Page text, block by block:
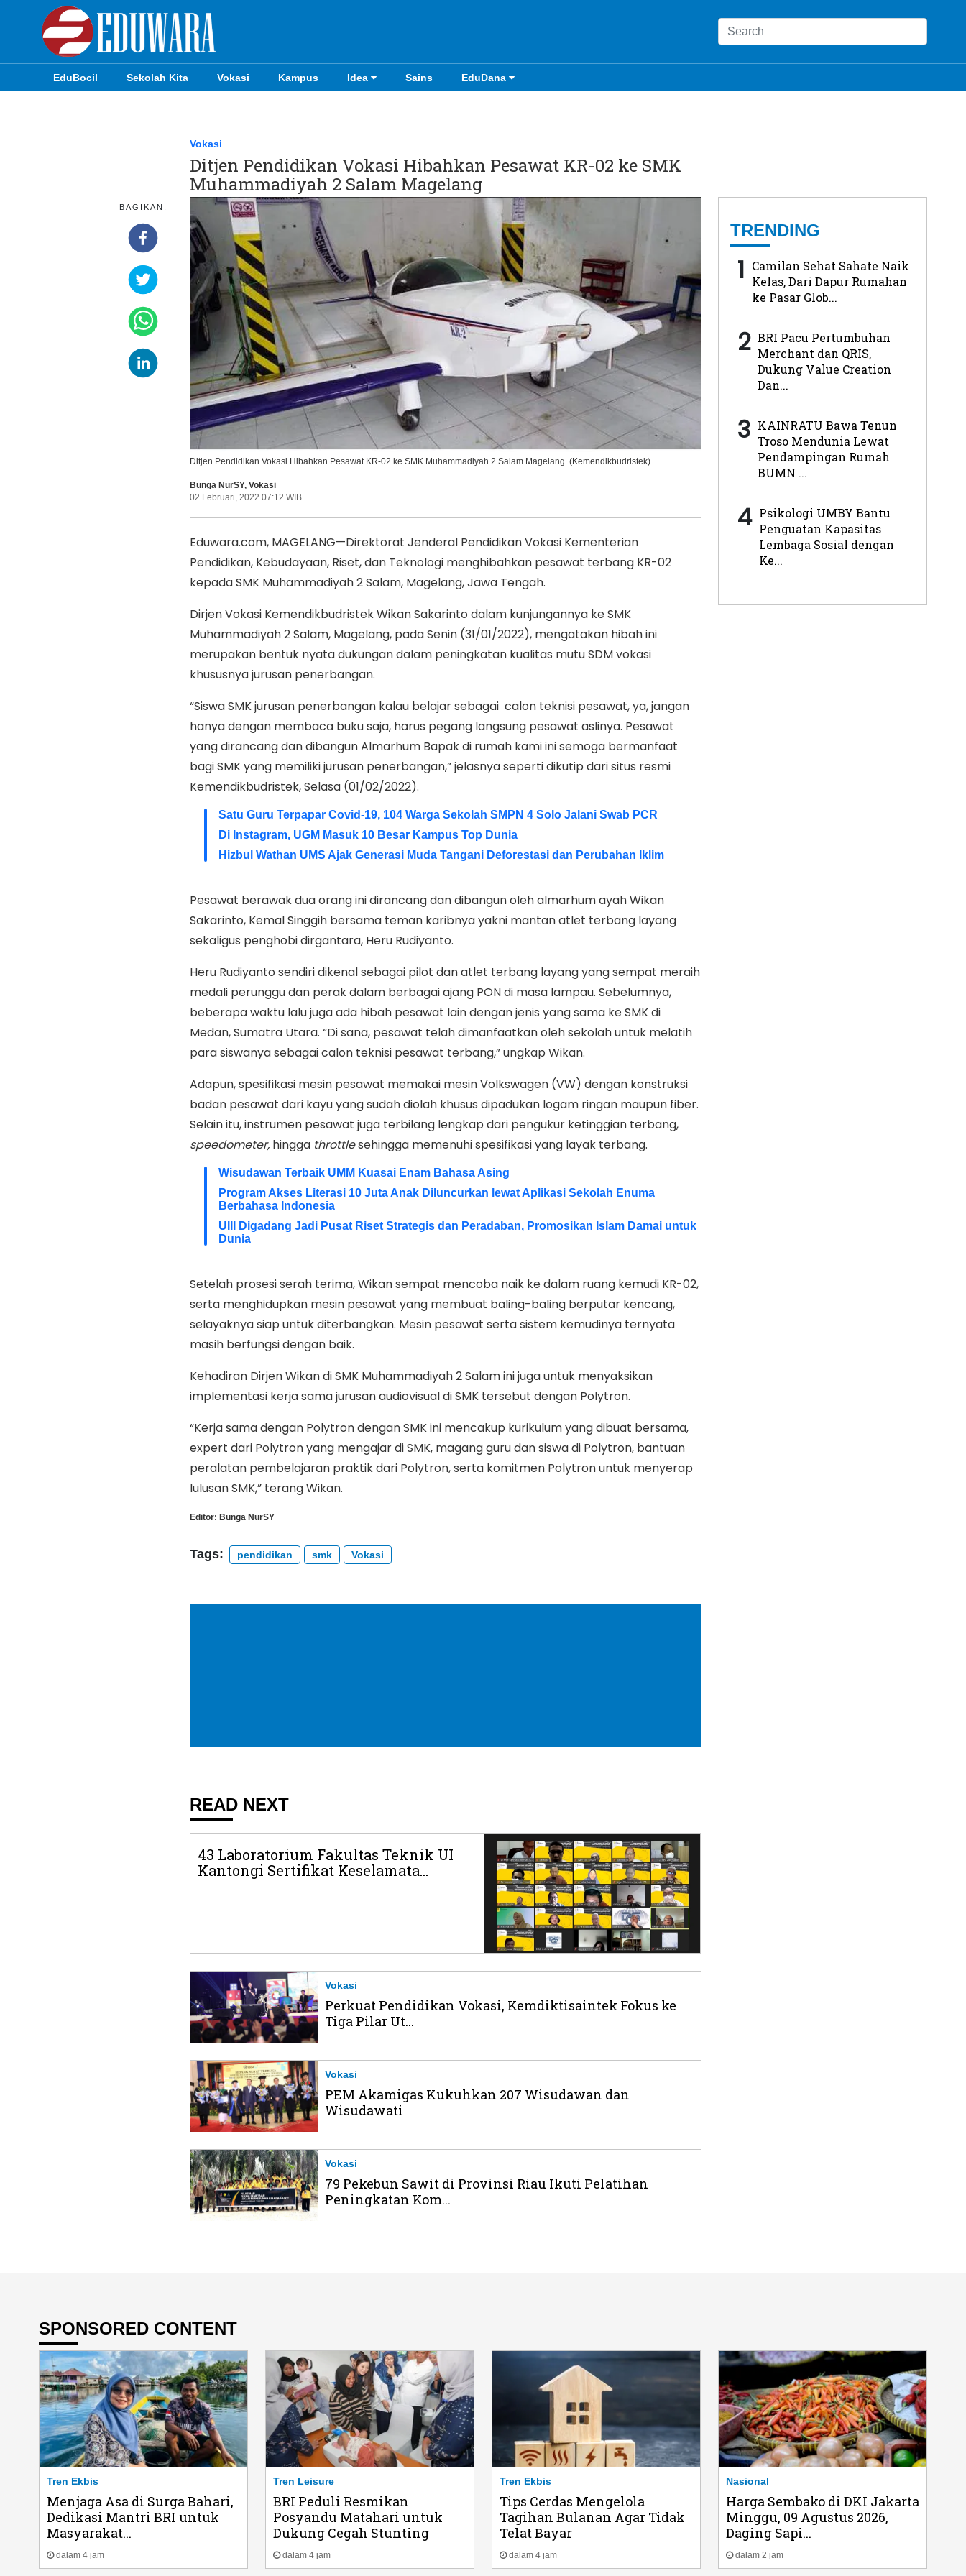
EduBocil Sekolah Kita Vokasi Kampus Idea Sains EduDana
Ikuti Kami di:
Vokasi
Ditjen Pendidikan Vokasi Hibahkan Pesawat KR-02 ke SMK
Muhammadiyah 2 Salam Magelang
BAGIKAN:
Ditjen Pendidikan Vokasi Hibahkan Pesawat KR-02 ke SMK Muhammadiyah 2 Salam Magelang. (Kemendikbudristek)
Bunga NurSY, Vokasi
02 Februari, 2022 07:12 WIB
Eduwara.com, MAGELANG—Direktorat Jenderal Pendidikan Vokasi Kementerian
Pendidikan, Kebudayaan, Riset, dan Teknologi menghibahkan pesawat terbang KR-02
kepada SMK Muhammadiyah 2 Salam, Magelang, Jawa Tengah.
Dirjen Vokasi Kemendikbudristek Wikan Sakarinto dalam kunjungannya ke SMK
Muhammadiyah 2 Salam, Magelang, pada Senin (31/01/2022), mengatakan hibah ini
merupakan bentuk nyata dukungan dalam peningkatan kualitas mutu SDM vokasi
khususnya jurusan penerbangan.
“Siswa SMK jurusan penerbangan kalau belajar sebagai calon teknisi pesawat, ya, jangan
hanya dengan membaca buku saja, harus pegang langsung pesawat aslinya. Pesawat
yang dirancang dan dibangun Almarhum Bapak di rumah kami ini semoga bermanfaat
bagi SMK yang memiliki jurusan penerbangan,” jelasnya seperti dikutip dari situs resmi
Kemendikbudristek, Selasa (01/02/2022).
Satu Guru Terpapar Covid-19, 104 Warga Sekolah SMPN 4 Solo Jalani Swab PCR
Di Instagram, UGM Masuk 10 Besar Kampus Top Dunia
Hizbul Wathan UMS Ajak Generasi Muda Tangani Deforestasi dan Perubahan Iklim
Pesawat berawak dua orang ini dirancang dan dibangun oleh almarhum ayah Wikan
Sakarinto, Kemal Singgih bersama teman karibnya yakni mantan atlet terbang layang
sekaligus penghobi dirgantara, Heru Rudiyanto.
Heru Rudiyanto sendiri dikenal sebagai pilot dan atlet terbang layang yang sempat meraih
medali perunggu dan perak dalam berbagai ajang PON di masa lampau. Sebelumnya,
beberapa waktu lalu juga ada hibah pesawat lain dengan jenis yang sama ke SMK di
Medan, Sumatra Utara. “Di sana, pesawat telah dimanfaatkan oleh sekolah untuk melatih
para siswanya sebagai calon teknisi pesawat terbang,” ungkap Wikan.
Adapun, spesifikasi mesin pesawat memakai mesin Volkswagen (VW) dengan konstruksi
badan pesawat dari kayu yang sudah diolah khusus dipadukan logam ringan maupun fiber.
Selain itu, instrumen pesawat juga terbilang lengkap dari pengukur ketinggian terbang,
speedometer,hinggathrottlesehingga memenuhi spesifikasi yang layak terbang.
Wisudawan Terbaik UMM Kuasai Enam Bahasa Asing
Program Akses Literasi 10 Juta Anak Diluncurkan lewat Aplikasi Sekolah Enuma
Berbahasa Indonesia
UIII Digadang Jadi Pusat Riset Strategis dan Peradaban, Promosikan Islam Damai untuk
Dunia
Setelah prosesi serah terima, Wikan sempat mencoba naik ke dalam ruang kemudi KR-02,
serta menghidupkan mesin pesawat yang membuat baling-baling berputar kencang,
selayaknya siap untuk diterbangkan. Mesin pesawat serta sistem kemudinya ternyata
masih berfungsi dengan baik.
Kehadiran Dirjen Wikan di SMK Muhammadiyah 2 Salam ini juga untuk menyaksikan
implementasi kerja sama jurusan audiovisual di SMK tersebut dengan Polytron.
“Kerja sama dengan Polytron dengan SMK ini mencakup kurikulum yang dibuat bersama,
expert dari Polytron yang mengajar di SMK, magang guru dan siswa di Polytron, bantuan
peralatan pembelajaran praktik dari Polytron, serta komitmen Polytron untuk menyerap
lulusan SMK,” terang Wikan.
Editor: Bunga NurSY
Tags: pendidikan smk Vokasi
READ NEXT
43 Laboratorium Fakultas Teknik UI
Kantongi Sertifikat Keselamata...
Vokasi
Perkuat Pendidikan Vokasi, Kemdiktisaintek Fokus ke
Tiga Pilar Ut...
Vokasi
PEM Akamigas Kukuhkan 207 Wisudawan dan
Wisudawati
Vokasi
79 Pekebun Sawit di Provinsi Riau Ikuti Pelatihan
Peningkatan Kom...
TRENDING
1 Camilan Sehat Sahate Naik
Kelas, Dari Dapur Rumahan
ke Pasar Glob...
2 BRI Pacu Pertumbuhan
Merchant dan QRIS,
Dukung Value Creation
Dan...
3 KAINRATU Bawa Tenun
Troso Mendunia Lewat
Pendampingan Rumah
BUMN ...
4 Psikologi UMBY Bantu
Penguatan Kapasitas
Lembaga Sosial dengan
Ke...
SPONSORED CONTENT
Tren Ekbis
Menjaga Asa di Surga Bahari,
Dedikasi Mantri BRI untuk
Masyarakat...
dalam 4 jam
Tren Leisure
BRI Peduli Resmikan
Posyandu Matahari untuk
Dukung Cegah Stunting
dalam 4 jam
Tren Ekbis
Tips Cerdas Mengelola
Tagihan Bulanan Agar Tidak
Telat Bayar
dalam 4 jam
Nasional
Harga Sembako di DKI Jakarta
Minggu, 09 Agustus 2026,
Daging Sapi...
dalam 2 jam